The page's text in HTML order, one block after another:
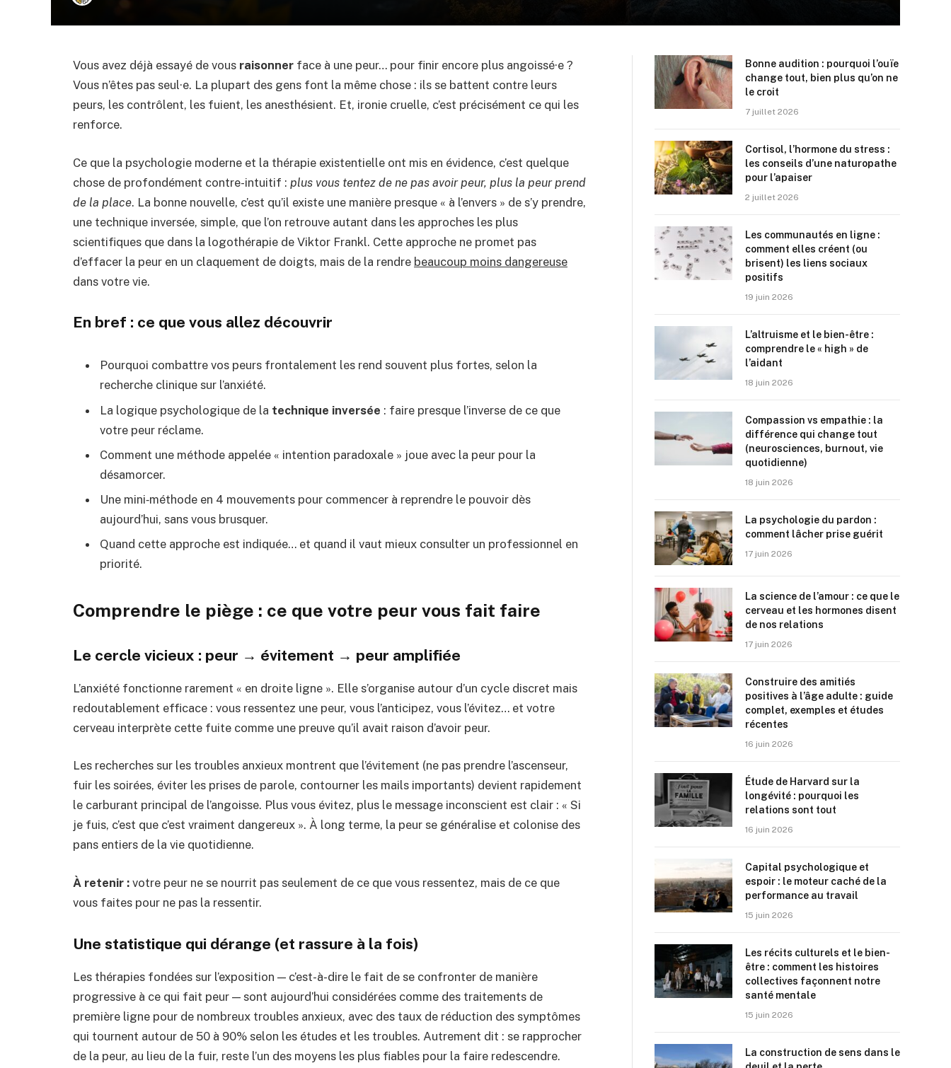
Vous avez déjà essayé de vous raisonner face à une peur… pour finir encore plus angoissé·e ?
Vous n’êtes pas seul·e. La plupart des gens font la même chose : ils se battent contre leurs
peurs, les contrôlent, les fuient, les anesthésient. Et, ironie cruelle, c’est précisément ce qui les
renforce.
Ce que la psychologie moderne et la thérapie existentielle ont mis en évidence, c’est quelque
chose de profondément contre-intuitif : plus vous tentez de ne pas avoir peur, plus la peur prend
de la place. La bonne nouvelle, c’est qu’il existe une manière presque « à l’envers » de s’y prendre,
une technique inversée, simple, que l’on retrouve autant dans les approches les plus
scientifiques que dans la logothérapie de Viktor Frankl. Cette approche ne promet pas
d’effacer la peur en un claquement de doigts, mais de la rendre beaucoup moins dangereuse
dans votre vie.
En bref : ce que vous allez découvrir
Pourquoi combattre vos peurs frontalement les rend souvent plus fortes, selon la
recherche clinique sur l’anxiété.
La logique psychologique de la technique inversée : faire presque l’inverse de ce que
votre peur réclame.
Comment une méthode appelée « intention paradoxale » joue avec la peur pour la
désamorcer.
Une mini‑méthode en 4 mouvements pour commencer à reprendre le pouvoir dès
aujourd’hui, sans vous brusquer.
Quand cette approche est indiquée… et quand il vaut mieux consulter un professionnel en
priorité.
Comprendre le piège : ce que votre peur vous fait faire
Le cercle vicieux : peur → évitement → peur amplifiée
L’anxiété fonctionne rarement « en droite ligne ». Elle s’organise autour d’un cycle discret mais
redoutablement efficace : vous ressentez une peur, vous l’anticipez, vous l’évitez… et votre
cerveau interprète cette fuite comme une preuve qu’il avait raison d’avoir peur.
Les recherches sur les troubles anxieux montrent que l’évitement (ne pas prendre l’ascenseur,
fuir les soirées, éviter les prises de parole, contourner les mails importants) devient rapidement
le carburant principal de l’angoisse. Plus vous évitez, plus le message inconscient est clair : « Si
je fuis, c’est que c’est vraiment dangereux ». À long terme, la peur se généralise et colonise des
pans entiers de la vie quotidienne.
À retenir : votre peur ne se nourrit pas seulement de ce que vous ressentez, mais de ce que
vous faites pour ne pas la ressentir.
Une statistique qui dérange (et rassure à la fois)
Les thérapies fondées sur l’exposition — c’est-à-dire le fait de se confronter de manière
progressive à ce qui fait peur — sont aujourd’hui considérées comme des traitements de
première ligne pour de nombreux troubles anxieux, avec des taux de réduction des symptômes
qui tournent autour de 50 à 90% selon les études et les troubles. Autrement dit : se rapprocher
de la peur, au lieu de la fuir, reste l’un des moyens les plus fiables pour la faire redescendre.
Bonne audition : pourquoi l’ouïe
change tout, bien plus qu’on ne
le croit
7 juillet 2026
Cortisol, l’hormone du stress :
les conseils d’une naturopathe
pour l’apaiser
2 juillet 2026
Les communautés en ligne :
comment elles créent (ou
brisent) les liens sociaux
positifs
19 juin 2026
L’altruisme et le bien-être :
comprendre le « high » de
l’aidant
18 juin 2026
Compassion vs empathie : la
différence qui change tout
(neurosciences, burnout, vie
quotidienne)
18 juin 2026
La psychologie du pardon :
comment lâcher prise guérit
17 juin 2026
La science de l’amour : ce que le
cerveau et les hormones disent
de nos relations
17 juin 2026
Construire des amitiés
positives à l’âge adulte : guide
complet, exemples et études
récentes
16 juin 2026
Étude de Harvard sur la
longévité : pourquoi les
relations sont tout
16 juin 2026
Capital psychologique et
espoir : le moteur caché de la
performance au travail
15 juin 2026
Les récits culturels et le bien-
être : comment les histoires
collectives façonnent notre
santé mentale
15 juin 2026
La construction de sens dans le